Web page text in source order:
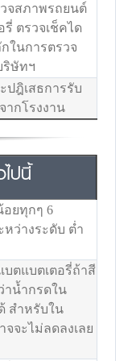
จสภาพรถยนต์
ตรวจเช็คได
ในการตรวจ
ริษัทฯ
ฎิเสธการรับ
ากโรงงาน
ปนี้
อยทุกๆ 6
หว่างระดับ ต่ำ
บตแบตเตอรี่ถ้าสี
าน้ำกรดใน
สำหรับใน
จะไม่ลดลงเลย